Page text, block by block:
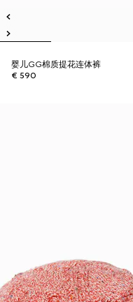
婴儿GG棉质提花连体裤
€ 590